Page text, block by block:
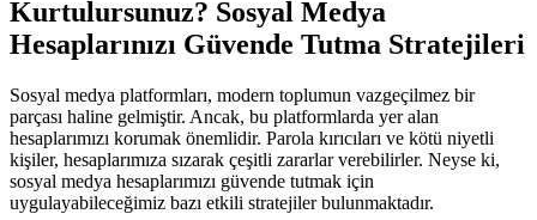
Kurtulursunuz? Sosyal Medya
Hesaplarınızı Güvende Tutma Stratejileri
Sosyal medya platformları, modern toplumun vazgeçilmez bir
parçası haline gelmiştir. Ancak, bu platformlarda yer alan
hesaplarımızı korumak önemlidir. Parola kırıcıları ve kötü niyetli
kişiler, hesaplarımıza sızarak çeşitli zararlar verebilirler. Neyse ki,
sosyal medya hesaplarımızı güvende tutmak için
uygulayabileceğimiz bazı etkili stratejiler bulunmaktadır.